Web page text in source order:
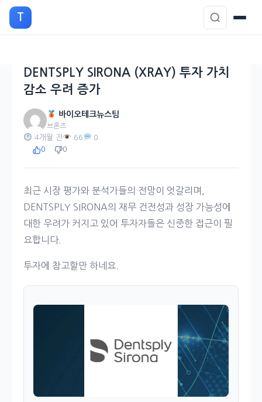
으
T
DENTSPLY SIRONA (XRAY) 투자 가치
감소 우려 증가
바이오테크뉴스팀
브론즈
4개월 전 66 0
0 0
최근 시장 평가와 분석가들의 전망이 엇갈리며,
DENTSPLY SIRONA의 재무 건전성과 성장 가능성에
대한 우려가 커지고 있어 투자자들은 신중한 접근이 필
요합니다.
투자에 참고할만 하네요.